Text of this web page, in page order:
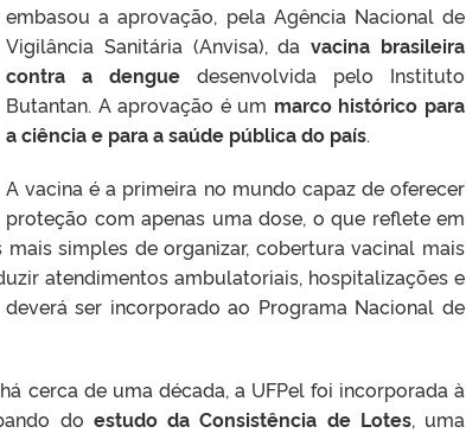
embasou a aprovação, pela Agência Nacional de
Vigilância Sanitária (Anvisa), davacina brasileira
contra a dengue desenvolvida pelo Instituto
Butantan. A aprovação é um marco histórico para
a ciência e para a saúde pública do país.
A vacina é a primeira no mundo capaz de oferecer
proteção com apenas uma dose, o que reflete em
simples de organizar, cobertura vacinal mais
atendimentos ambulatoriais, hospitalizações e
ser incorporado ao Programa Nacional de
cerca de uma década, a UFPel foi incorporada à
do estudo da Consistência de Lotes, uma